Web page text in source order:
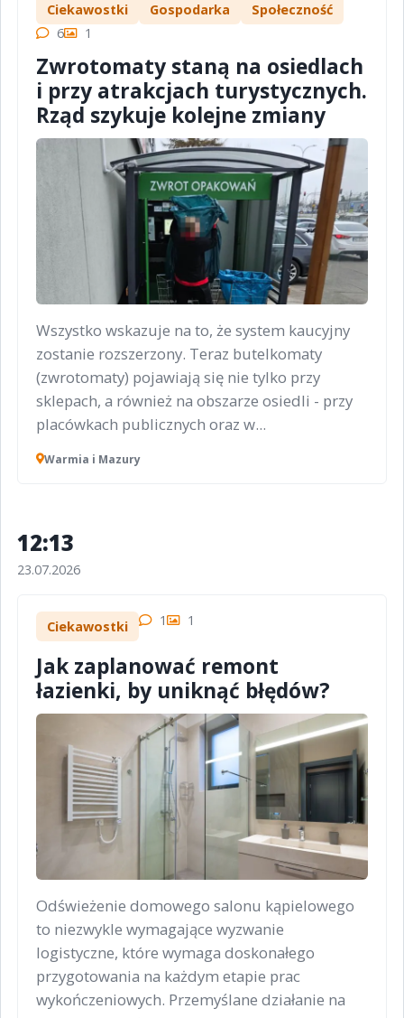
Ciekawostki Gospodarka
Społeczność
6
1
Zwrotomaty staną na osiedlach
i przy atrakcjach turystycznych.
Rząd szykuje kolejne zmiany
Wszystko wskazuje na to, że system kaucyjny
zostanie rozszerzony. Teraz butelkomaty
(zwrotomaty) pojawiają się nie tylko przy
sklepach, a również na obszarze osiedli - przy
placówkach publicznych oraz w...
Warmia i Mazury
12:13
23.07.2026
Ciekawostki 1 1
Jak zaplanować remont
łazienki, by uniknąć błędów?
Odświeżenie domowego salonu kąpielowego
to niezwykle wymagające wyzwanie
logistyczne, które wymaga doskonałego
przygotowania na każdym etapie prac
wykończeniowych. Przemyślane działanie na